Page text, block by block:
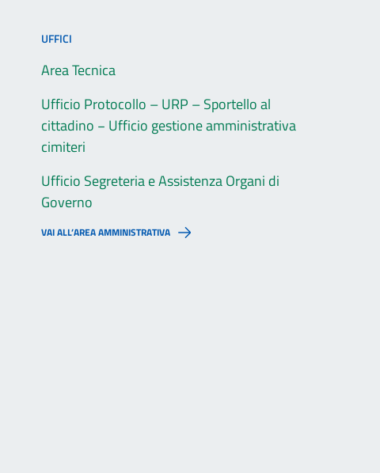
UFFICI
Area Tecnica
Ufficio Protocollo – URP – Sportello al
cittadino − Ufficio gestione amministrativa
cimiteri
Ufficio Segreteria e Assistenza Organi di
Governo
VAI ALL’AREA AMMINISTRATIVA